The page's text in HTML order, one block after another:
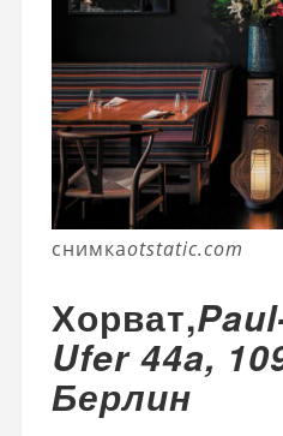
снимкаotstatic.com
Хорват,
Ufer 44a,
Берлин